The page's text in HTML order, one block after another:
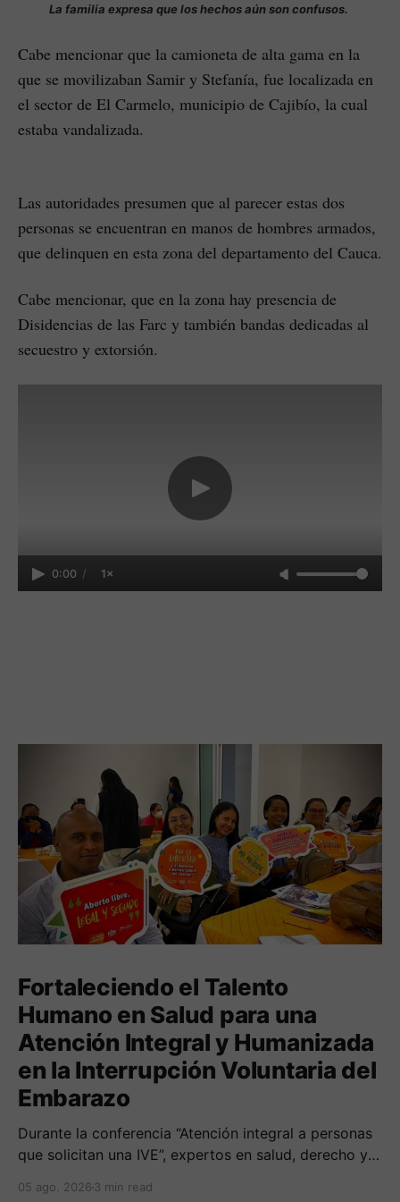
La familia expresa que los hechos aún son confusos.
Cabe mencionar que la camioneta de alta gama en la
que se movilizaban Samir y Stefanía, fue localizada en
el sector de El Carmelo, municipio de Cajibío, la cual
estaba vandalizada.
Las autoridades presumen que al parecer estas dos
personas se encuentran en manos de hombres armados,
que delinquen en esta zona del departamento del Cauca.
Cabe mencionar, que en la zona hay presencia de
Disidencias de las Farc y también bandas dedicadas al
secuestro y extorsión.
0:00 / 1×
Fortaleciendo el Talento
Humano en Salud para una
Atención Integral y Humanizada
en la Interrupción Voluntaria del
Embarazo
Durante la conferencia “Atención integral a personas
que solicitan una IVE”, expertos en salud, derecho y
sobre cómo abordar esta temática desde una
05 ago. 2026 3 min read